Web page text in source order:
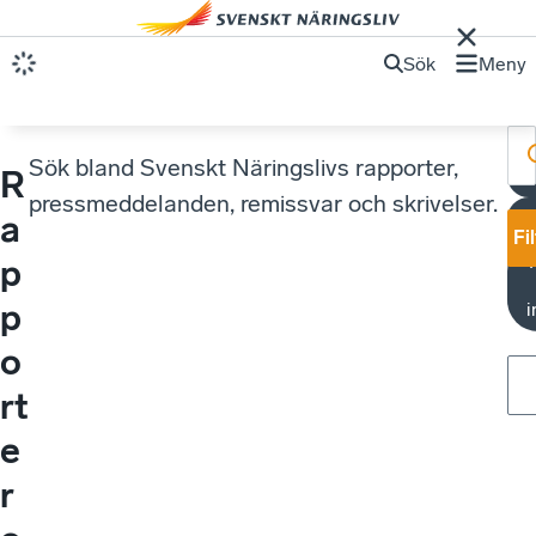
Sök Meny
R
a
p
p
o
rt
e
r
Sök bland Svenskt Näringslivs rapporter,
pressmeddelanden, remissvar och skrivelser.